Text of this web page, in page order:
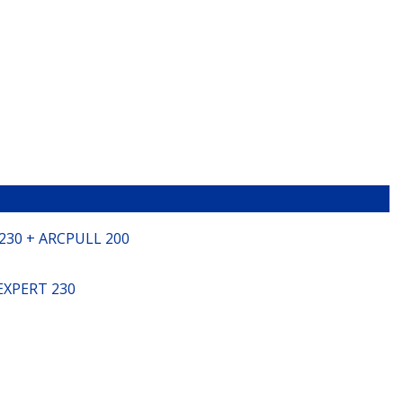
+ ARCPULL 200
230